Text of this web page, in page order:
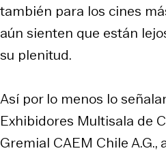
también para los cines
aún sienten que están
su plenitud.
Así por lo menos lo
Exhibidores Multisala de
Gremial CAEM Chile